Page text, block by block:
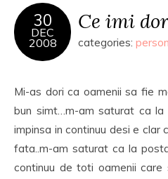
30
DEC
2008
Ce imi
categories:
Mi-as dori ca oamenii sa fie
bun simt…m-am saturat ca
impinsa in continuu desi e clar
fata..m-am saturat ca la
continuu de toti oamenii